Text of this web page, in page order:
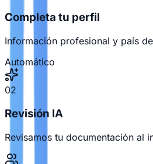
Completa tu perfil
Información profesional y país
Automático
02
Revisión IA
Revisamos tu documentación al